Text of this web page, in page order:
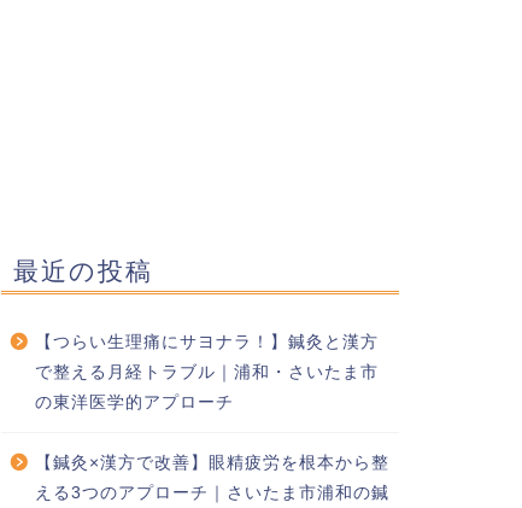
最近の投稿
【つらい生理痛にサヨナラ！】鍼灸と漢方
で整える月経トラブル｜浦和・さいたま市
の東洋医学的アプローチ
【鍼灸×漢方で改善】眼精疲労を根本から整
える3つのアプローチ｜さいたま市浦和の鍼